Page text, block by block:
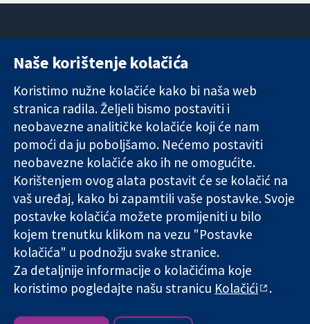
Pouzdani dokazi.
Utemeljeni
dokazi.
Bolje zdravlje.
11-13 Cavendish
London
W1G 0AN
Ujedinjeno
Kraljevstvo
Novosti
medije
O nama
Poslovi
Cochrane
Library
The Cochrane Collaboration is a charity (no. 1045921) and a
company limited by guarantee (no. 03044323) registered in
England & Wales. VAT registration number GB 718 2127 49.
Copyright © 2026 The Cochrane Collaboration
Uvjeti korištenja|Odricanje od odgovornosti
Naše korištenje kolačića
Koristimo nužne kolačiće kako bi naša web
stranica radila. Željeli bismo postaviti i
neobavezne analitičke kolačiće koji će nam
pomoći da ju poboljšamo. Nećemo postaviti
neobavezne kolačiće ako ih ne omogućite.
Korištenjem ovog alata postavit će se kolačić na
vaš uređaj, kako bi zapamtili vaše postavke. Svoje
postavke kolačića možete promijeniti u bilo
kojem trenutku klikom na vezu "Postavke
kolačića" u podnožju svake stranice.
Za detaljnije informacije o kolačićima koje
koristimo pogledajte našu stranicu Kolačići .